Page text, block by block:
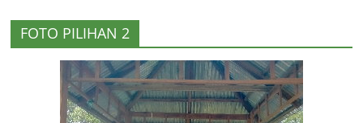
FOTO PILIHAN 2